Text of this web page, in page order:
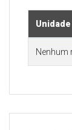
Unidade
Nenhum